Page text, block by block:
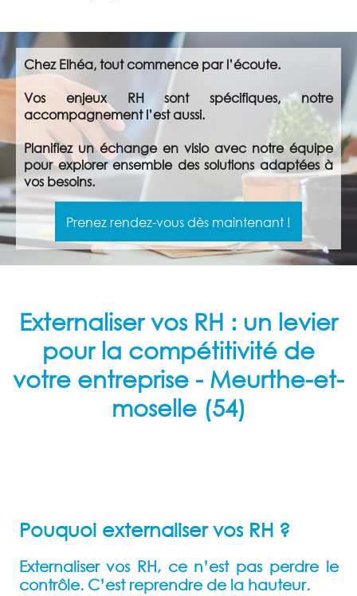
Chez Elhéa, tout commence par l’écoute.
Vos enjeux RH sont spécifiques, notre
accompagnement l’est aussi.
Planifiez un échange en visio avec notre équipe
pour explorer ensemble des solutions adaptées à
vos besoins.
Prenez rendez-vous dès maintenant !
Externaliser vos RH : un levier
pour la compétitivité de
votre entreprise - Meurthe-et-
moselle (54)
Pouquoi externaliser vos RH ?
Externaliser vos RH, ce n’est pas perdre le
contrôle. C’est reprendre de la hauteur.